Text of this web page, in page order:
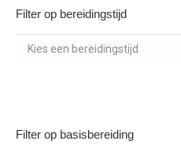
Filter op bereidingstijd
Filter op basisbereiding